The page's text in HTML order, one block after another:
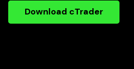
Download cTrader